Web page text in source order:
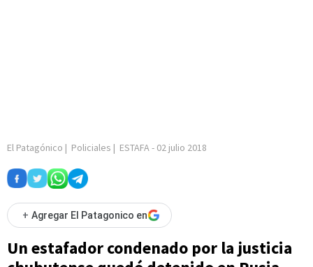
El Patagónico | Policiales | ESTAFA- 02 julio 2018
+ Agregar El Patagonico en
Un estafador condenado por la justicia